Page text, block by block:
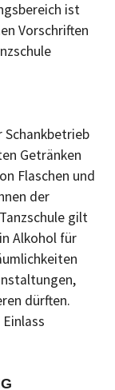
ist
Vorschriften
Schankbetrieb
Getränken
Flaschen und
der
gilt
Alkohol für
dürften.